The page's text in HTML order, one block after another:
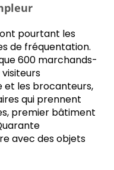
pourtant les
de fréquentation.
600 marchands-
et les brocanteurs,
qui prennent
premier bâtiment
avec des objets